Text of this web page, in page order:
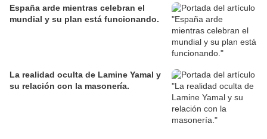
España arde mientras celebran el
mundial y su plan está funcionando.
La realidad oculta de Lamine Yamal y
su relación con la masonería.